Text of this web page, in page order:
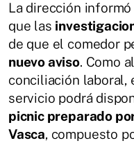
La dirección
que las
de que el comedor
nuevo aviso. Como
conciliación laboral,
servicio podrá
picnic preparado
Vasca, compuesto